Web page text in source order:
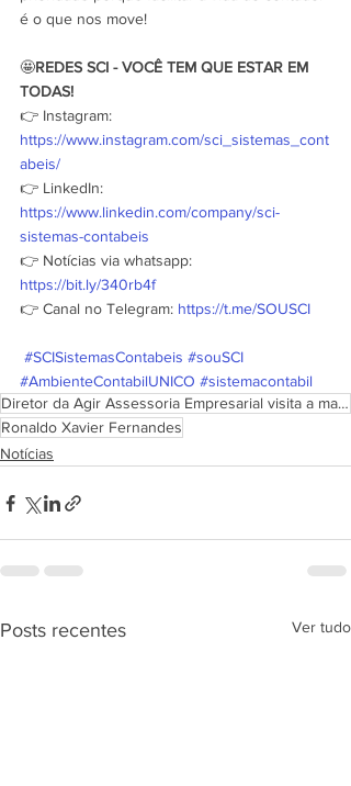
é o que nos move!
🤩REDES SCI - VOCÊ TEM QUE ESTAR EM
TODAS!
👉 Instagram:
https://www.instagram.com/sci_sistemas_cont
abeis/
👉 LinkedIn:
https://www.linkedin.com/company/sci-
sistemas-contabeis
👉 Notícias via whatsapp:
https://bit.ly/340rb4f
👉 Canal no Telegram: https://t.me/SOUSCI
#SCISistemasContabeis #souSCI
#AmbienteContabilUNICO #sistemacontabil
Diretor da Agir Assessoria Empresarial visita a matriz da SCI em Blumenau/SC
Ronaldo Xavier Fernandes
Notícias
Posts recentes Ver tudo